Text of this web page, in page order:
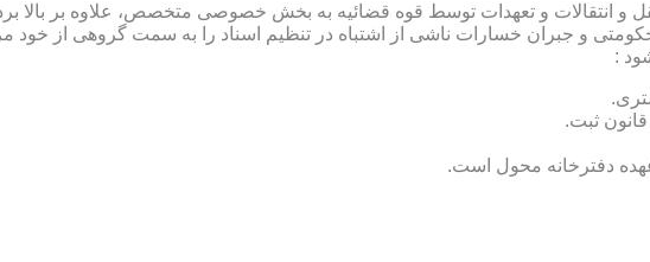
و انتقالات و تعهدات توسط قوه قضائیه به بخش خصوصی متخصص، علاوه بر
و جبران خسارات ناشی از اشتباه در تنظیم اسناد را به سمت گروهی از
: